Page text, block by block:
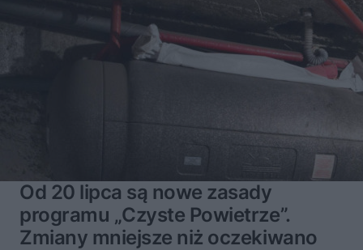
Od 20 lipca są nowe zasady
programu „Czyste Powietrze”.
Zmiany mniejsze niż oczekiwano